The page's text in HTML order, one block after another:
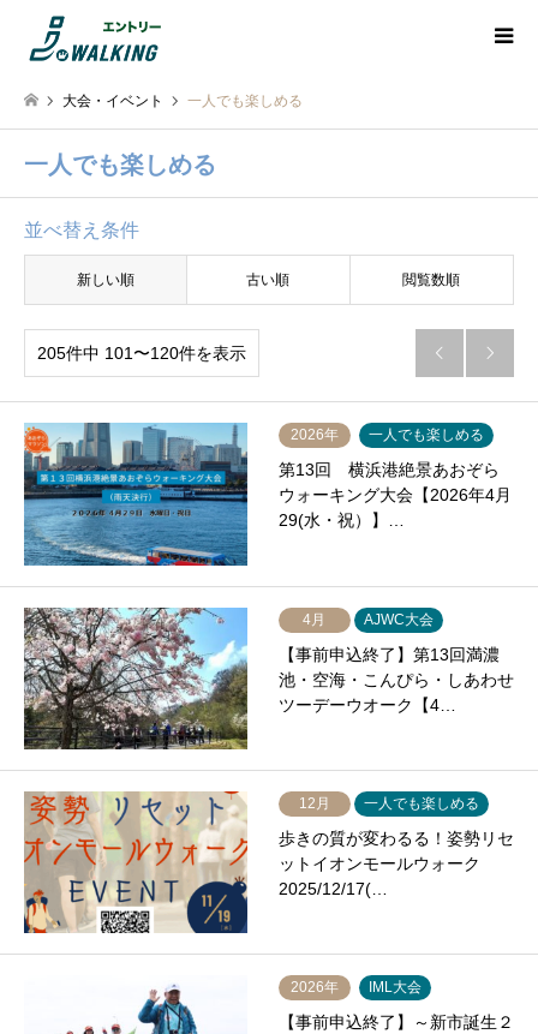
大会・イベント 一人でも楽しめる
一人でも楽しめる
並べ替え条件
新しい順 古い順 閲覧数順
205件中 101〜120件を表示  
2026年 一人でも楽しめる
第13回 横浜港絶景あおぞら
ウォーキング大会【2026年4月
29(水・祝）】…
4月 AJWC大会
【事前申込終了】第13回満濃
池・空海・こんぴら・しあわせ
ツーデーウオーク【4…
12月 一人でも楽しめる
歩きの質が変わるる！姿勢リセ
ットイオンモールウォーク
2025/12/17(…
2026年 IML大会
【事前申込終了】～新市誕生２